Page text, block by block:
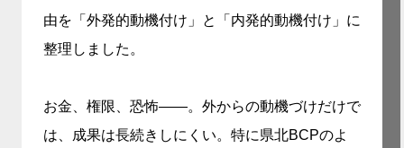
由を「外発的動機付け」と「内発的動機付け」に
整理しました。
お金、権限、恐怖——。外からの動機づけだけで
は、成果は長続きしにくい。特に県北BCPのよ